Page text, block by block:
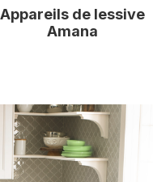
Appareils de lessive
Amana